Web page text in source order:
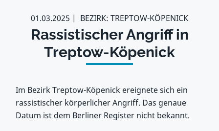
01.03.2025 BEZIRK: TREPTOW-KÖPENICK
Rassistischer Angriff in
Treptow-Köpenick
Im Bezirk Treptow-Köpenick ereignete sich ein
rassistischer körperlicher Angriff. Das genaue
Datum ist dem Berliner Register nicht bekannt.